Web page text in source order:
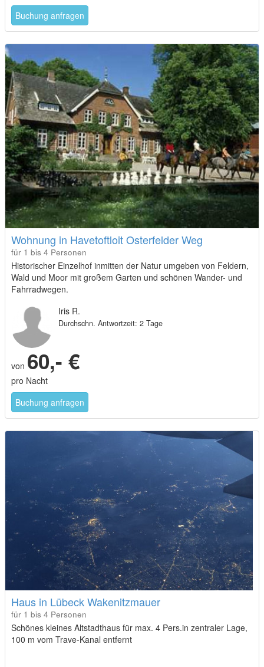
Buchung anfragen
Wohnung in Havetoftloit Osterfelder Weg
für 1 bis 4 Personen
Historischer Einzelhof inmitten der Natur umgeben von Feldern,
Wald und Moor mit großem Garten und schönen Wander- und
Fahrradwegen.
Iris R.
Durchschn. Antwortzeit: 2 Tage
von 60,- €
pro Nacht
Buchung anfragen
Haus in Lübeck Wakenitzmauer
für 1 bis 4 Personen
Schönes kleines Altstadthaus für max. 4 Pers.in zentraler Lage,
100 m vom Trave-Kanal entfernt